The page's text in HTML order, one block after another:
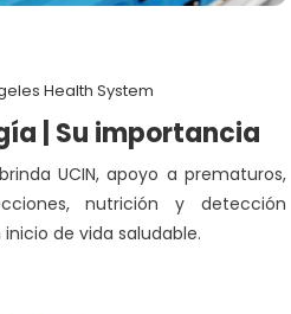
Health System
| Su importancia
UCIN, apoyo a prematuros,
nutrición y detección
de vida saludable.